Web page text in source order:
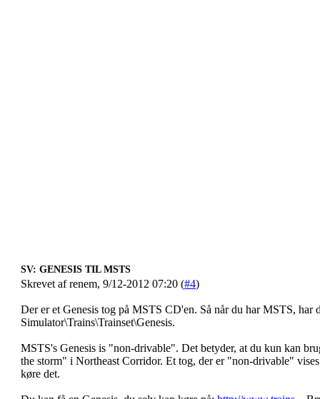
SV: GENESIS TIL MSTS
Skrevet af renem, 9/12-2012 07:20 (#4)
Der er et Genesis tog på MSTS CD'en. Så når du har MSTS, har
Simulator\Trains\Trainset\Genesis.
MSTS's Genesis is "non-drivable". Det betyder, at du kun kan
the storm" i Northeast Corridor. Et tog, der er "non-drivable"
køre det.